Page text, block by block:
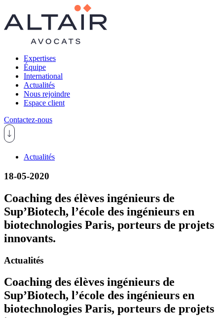
Expertises
Équipe
International
Actualités
Nous rejoindre
Espace client
Contactez-nous
Actualités
18-05-2020
Coaching des élèves ingénieurs de
Sup’Biotech, l’école des ingénieurs en
biotechnologies Paris, porteurs de projets
innovants.
Actualités
Coaching des élèves ingénieurs de
Sup’Biotech, l’école des ingénieurs en
biotechnologies Paris, porteurs de projets